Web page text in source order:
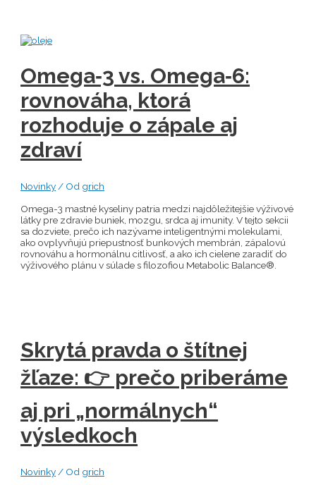
Omega‑3 vs. Omega‑6:
rovnováha, ktorá
rozhoduje o zápale aj
zdraví
Novinky / Od grich
Omega-3 mastné kyseliny patria medzi najdôležitejšie výživové
látky pre zdravie buniek, mozgu, srdca aj imunity. V tejto sekcii
sa dozviete, prečo ich nazývame inteligentnými molekulami,
ako ovplyvňujú priepustnosť bunkových membrán, zápalovú
rovnováhu a hormonálnu citlivosť, a ako ich cielene zaradiť do
výživového plánu v súlade s filozofiou Metabolic Balance®.
Skrytá pravda o štítnej
žľaze: 👉 prečo priberáme
aj pri „normálnych“
výsledkoch
Novinky / Od grich